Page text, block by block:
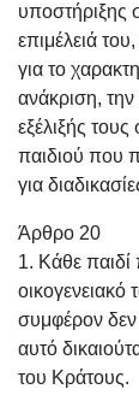
υποστήριξης
επιμέλειά
για το
ανάκριση,
εξέλιξής
παιδιού που
για
Άρθρο 20
1. Κάθε παιδί
οικογενειακό
συμφέρον δεν
αυτό
του Κράτους.